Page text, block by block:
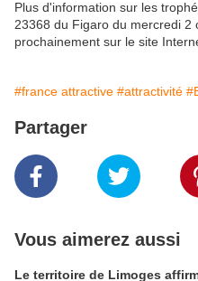
Plus d'information sur les
23368 du Figaro du mercredi 2
prochainement sur le site
#france attractive #attractivité
Partager
Vous aimerez aussi
Le territoire de Limoges